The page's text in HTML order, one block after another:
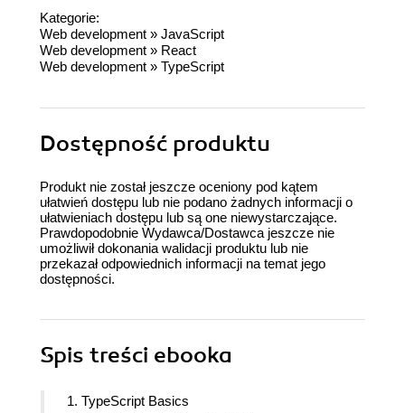
Kategorie:
Web development » JavaScript
Web development » React
Web development » TypeScript
Dostępność produktu
Produkt nie został jeszcze oceniony pod kątem
ułatwień dostępu lub nie podano żadnych informacji o
ułatwieniach dostępu lub są one niewystarczające.
Prawdopodobnie Wydawca/Dostawca jeszcze nie
umożliwił dokonania walidacji produktu lub nie
przekazał odpowiednich informacji na temat jego
dostępności.
Spis treści ebooka
1. TypeScript Basics